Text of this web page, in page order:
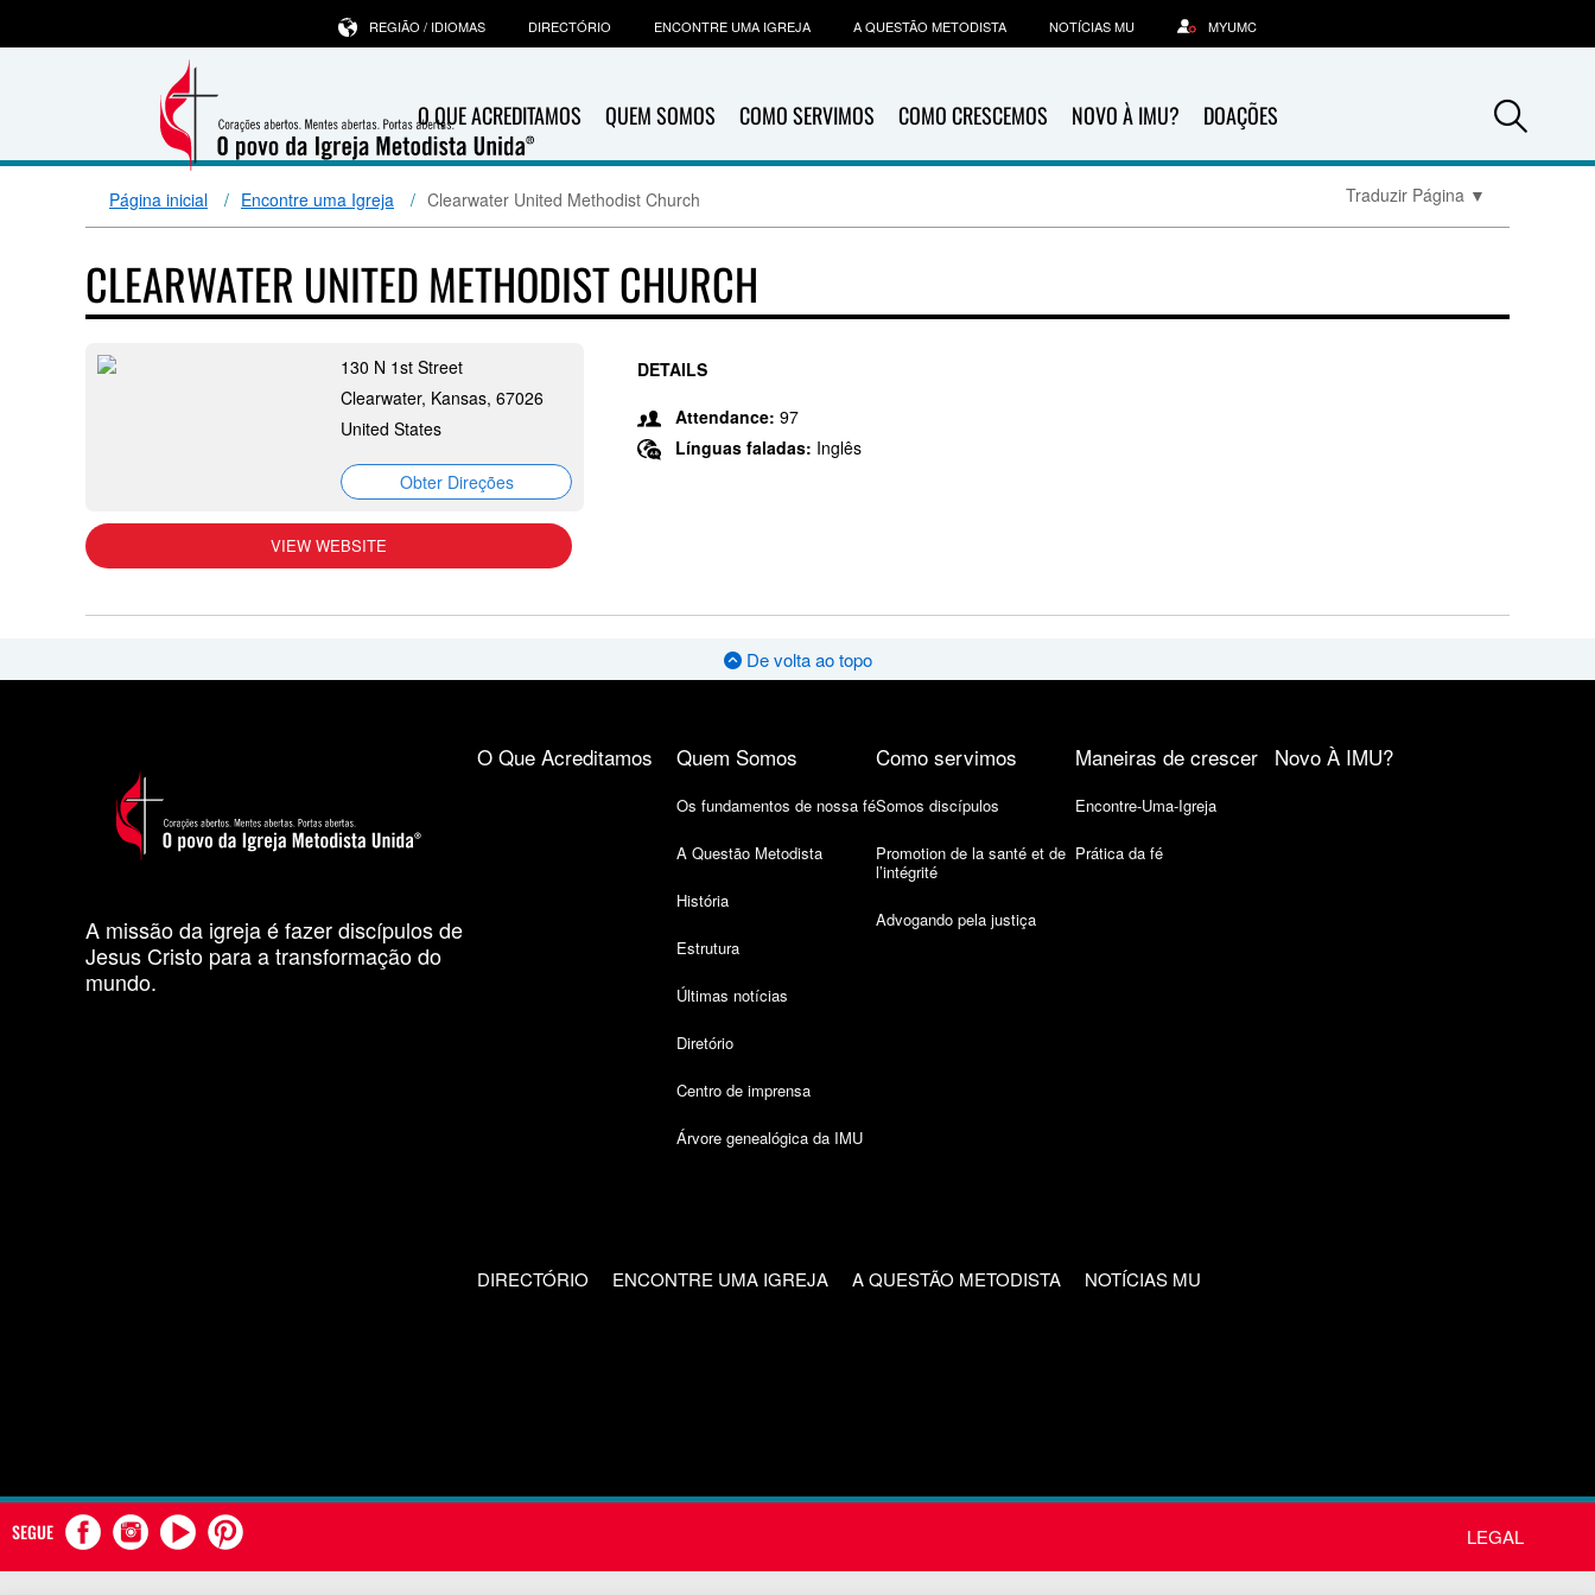
O QUE ACREDITAMOS QUEM SOMOS COMO SERVIMOS COMO CRESCEMOS NOVO À IMU? DOAÇÕES
REGIÃO / IDIOMAS DIRECTÓRIO ENCONTRE UMA IGREJA A QUESTÃO METODISTA NOTÍCIAS MU MYUMC
Página inicial Encontre uma Igreja Clearwater United Methodist Church Traduzir Página ▼
CLEARWATER UNITED METHODIST CHURCH
130 N 1st Street
Clearwater, Kansas, 67026
United States
Obter Direções
VIEW WEBSITE
DETAILS
Attendance: 97
Línguas faladas: Inglês
De volta ao topo
A missão da igreja é fazer discípulos de
Jesus Cristo para a transformação do
mundo.
O Que Acreditamos Quem Somos
Os fundamentos de nossa fé
A Questão Metodista
História
Estrutura
Últimas notícias
Diretório
Centro de imprensa
Árvore genealógica da IMU
Como servimos
Somos discípulos
Promotion de la santé et de
l’intégrité
Advogando pela justiça
Maneiras de crescer
Encontre-Uma-Igreja
Prática da fé
Novo À IMU?
DIRECTÓRIO ENCONTRE UMA IGREJA A QUESTÃO METODISTA NOTÍCIAS MU
SEGUE LEGAL